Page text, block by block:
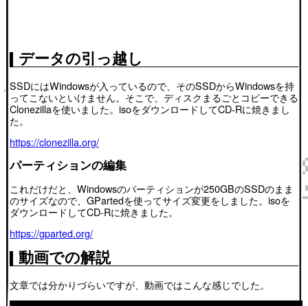
データの引っ越し
SSDにはWindowsが入っているので、そのSSDからWindowsを持
ってこないといけません。そこで、ディスクまるごとコピーできる
Clonezillaを使いました。isoをダウンロードしてCD-Rに焼きまし
た。
https://clonezilla.org/
パーティションの編集
これだけだと、Windowsのパーティションが250GBのSSDのまま
のサイズなので、GPartedを使ってサイズ変更をしました。isoを
ダウンロードしてCD-Rに焼きました。
https://gparted.org/
動画での解説
文章では分かりづらいですが、動画ではこんな感じでした。